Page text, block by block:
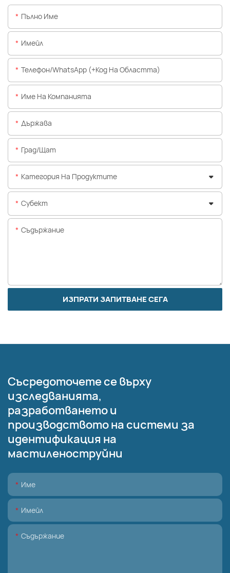
Пълно Име
Имейл
Телефон/WhatsApp (+Код На Областта)
Име На Компанията
Държава
Град/щат
Категория На Продуктите
Субект
Съдържание
ИЗПРАТИ ЗАПИТВАНЕ СЕГА
Съсредоточете се върху
изследванията,
разработването и
производството на системи за
идентификация на
мастиленоструйни
Име
Имейл
Съдържание